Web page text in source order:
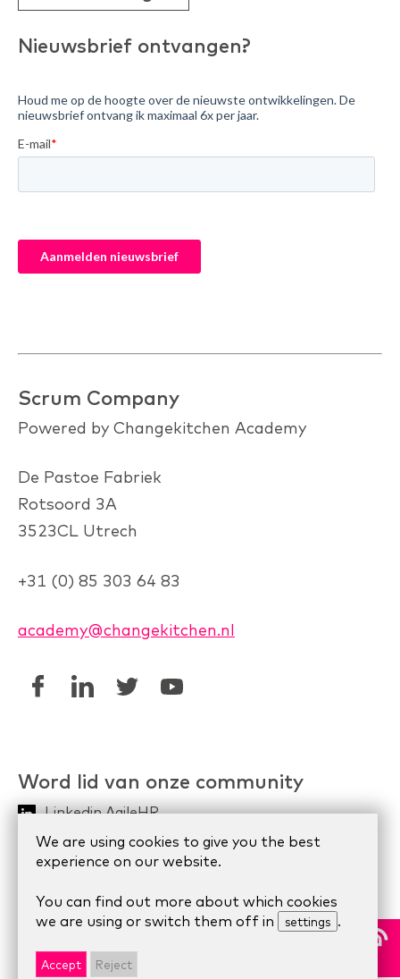
Nieuwsbrief ontvangen?
Scrum Company
Powered by Changekitchen Academy
De Pastoe Fabriek
Rotsoord 3A
3523CL Utrech
+31 (0) 85 303 64 83
academy@changekitchen.nl
Word lid van onze community
Linkedin AgileHR
Meetup Organize Agile
© 2024 Scrum Company.Algemene voorwaarden
We are using cookies to give you the best
experience on our website.
You can find out more about which cookies
we are using or switch them off in
settings .
Accept Reject